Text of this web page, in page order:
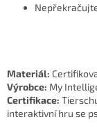
Materiál:
Výrobce: My
Certifikace:
interaktivní hru se